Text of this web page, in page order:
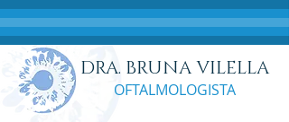
DRA. BRUNA VILELLA
OFTALMOLOGISTA